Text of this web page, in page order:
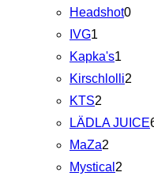
Headshot0
IVG1
Kapka's1
Kirschlolli2
KTS2
LÄDLA JUICE
MaZa2
Mystical 2